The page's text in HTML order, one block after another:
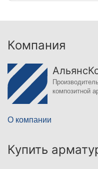
Компания
композитной
О компании
Купить